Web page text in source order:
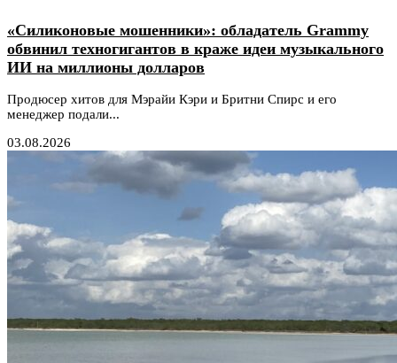
«Силиконовые мошенники»: обладатель Grammy
обвинил техногигантов в краже идеи музыкального
ИИ на миллионы долларов
Продюсер хитов для Мэрайи Кэри и Бритни Спирс и его
менеджер подали...
03.08.2026